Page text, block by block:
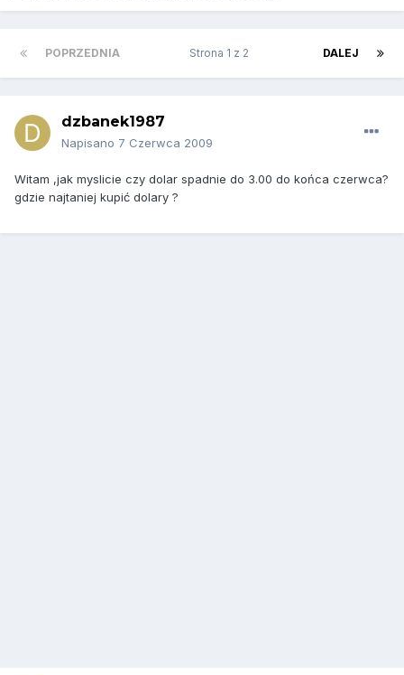
POPRZEDNIA DALEJ
Strona 1 z 2
dzbanek1987
Napisano 7 Czerwca 2009
Witam ,jak myslicie czy dolar spadnie do 3.00 do końca czerwca?
gdzie najtaniej kupić dolary ?